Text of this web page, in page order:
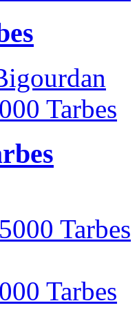
Tarbes
Tarbes
Tarbes